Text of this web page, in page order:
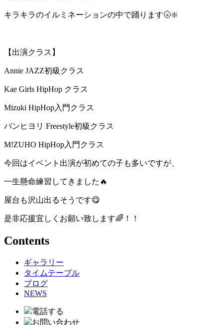
キラキラのイルミネーションの中で踊ります🌝❇️
【出演クラス】
Annie JAZZ初級クラス
Kae Girls HipHop クラス
Mizuki HipHop入門クラス
バンヒヨリ Freestyle初級クラス
M!ZUHO HipHop入門クラス
今回はイベント出演が初めての子も多いですが、
一生懸命練習してきました🔥
屋台も沢山出るそうです😋
是非応援宜しくお願い致します🌈！！
Contents
ギャラリー
タイムテーブル
ブログ
NEWS
電話する
お問い合わせ